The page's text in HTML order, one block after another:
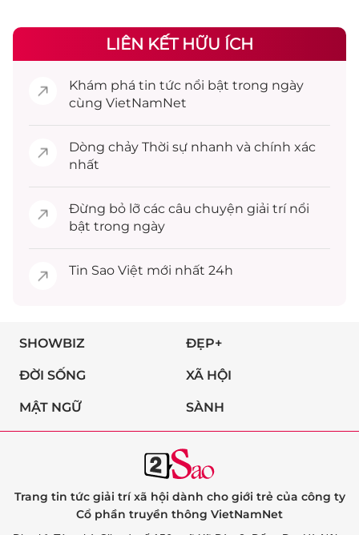
LIÊN KẾT HỮU ÍCH
Khám phá tin tức nổi bật trong ngày
cùng VietNamNet
Dòng chảy Thời sự nhanh và chính xác
nhất
Đừng bỏ lỡ các câu chuyện giải trínổi
bật trong ngày
Tin Sao Việt mới nhất 24h
SHOWBIZ ĐẸP+
ĐỜI SỐNG XÃ HỘI
MẬT NGỮ SÀNH
Trang tin tức giải trí xã hội dành cho giới trẻ của công ty
Cổ phần truyền thông VietNamNet